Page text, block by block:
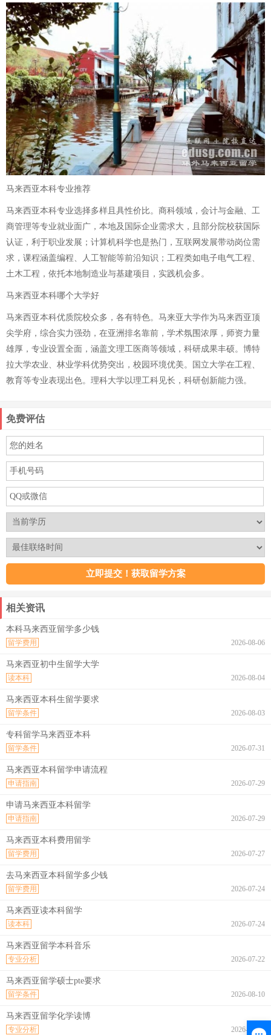
马来西亚本科专业推荐
马来西亚本科专业选择多样且具性价比。商科领域，会计与金融、工
商管理等专业就业面广，本地及国际企业需求大，且部分院校获国际
认证，利于职业发展；计算机科学也是热门，互联网发展带动岗位需
求，课程涵盖编程、人工智能等前沿知识；工程类如电子电气工程、
土木工程，依托本地制造业与基建项目，实践机会多。
马来西亚本科哪个大学好
马来西亚本科优质院校众多，各有特色。马来亚大学作为马来西亚顶
尖学府，综合实力强劲，在亚洲排名靠前，学术氛围浓厚，师资力量
雄厚，专业设置全面，涵盖文理工医商等领域，科研成果丰硕。博特
拉大学农业、林业学科优势突出，校园环境优美。国立大学在工程、
教育等专业表现出色。理科大学以理工科见长，科研创新能力强。
免费评估
相关资讯
本科马来西亚留学多少钱
2026-08-06
留学费用
马来西亚初中生留学大学
2026-08-04
读本科
马来西亚本科生留学要求
2026-08-03
留学条件
专科留学马来西亚本科
2026-07-31
留学条件
马来西亚本科留学申请流程
2026-07-29
申请指南
申请马来西亚本科留学
2026-07-29
申请指南
马来西亚本科费用留学
2026-07-27
留学费用
去马来西亚本科留学多少钱
2026-07-24
留学费用
马来西亚读本科留学
2026-07-24
读本科
马来西亚留学本科音乐
2026-07-22
专业分析
马来西亚留学硕士pte要求
2026-08-10
留学条件
马来西亚留学化学读博
2026-08-10
专业分析